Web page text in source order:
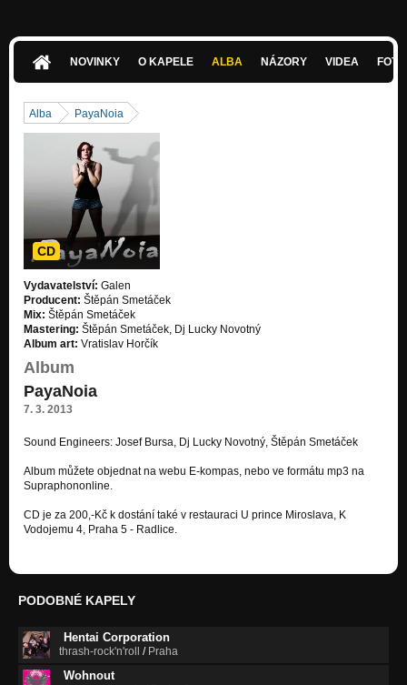
Ploty
Změň mou vůli
NOVINKY O KAPELE ALBA NÁZORY VIDEA
Alba PayaNoia
CD
Vydavatelství: Galen
Producent: Štěpán Smetáček
Mix: Štěpán Smetáček
Mastering: Štěpán Smetáček, Dj Lucky Novotný
Album art: Vratislav Horčík
Album
PayaNoia
7. 3. 2013
Sound Engineers: Josef Bursa, Dj Lucky Novotný, Štěpán Smetáček
Album můžete objednat na webu E-kompas, nebo ve formátu mp3 na
Supraphononline.
CD je za 200,-Kč k dostání také v restauraci U prince Miroslava, K
Vodojemu 4, Praha 5 - Radlice.
PODOBNÉ KAPELY
Hentai Corporation
thrash-rock'n'roll / Praha
Wohnout